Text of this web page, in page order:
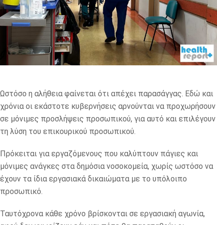
Ωστόσο η αλήθεια φαίνεται ότι απέχει παρασάγγας. Εδώ και
χρόνια οι εκάστοτε κυβερνήσεις αρνούνται να προχωρήσουν
σε μόνιμες προσλήψεις προσωπικού, για αυτό και επιλέγουν
τη λύση του επικουρικού προσωπικού.
Πρόκειται για εργαζόμενους που καλύπτουν πάγιες και
μόνιμες ανάγκες στα δημόσια νοσοκομεία, χωρίς ωστόσο να
έχουν τα ίδια εργασιακά δικαιώματα με το υπόλοιπο
προσωπικό.
Ταυτόχρονα κάθε χρόνο βρίσκονται σε εργασιακή αγωνία,